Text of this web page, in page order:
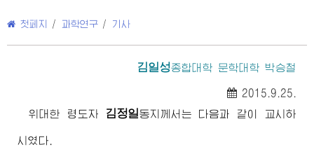
첫페지 / 과학연구 / 기사
김일성종합대학 문학대학 박승철
2015.9.25.
위대한 령도자 김정일동지 께서는 다음과 같이 교시하
시였다.